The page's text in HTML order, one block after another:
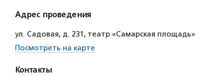
Адрес проведения
ул. Садовая, д. 231, театр «Самарская площадь»
Посмотреть на карте
Контакты